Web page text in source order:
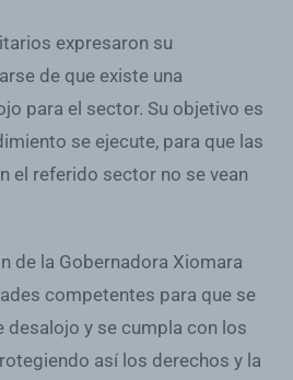
expresaron su
de que existe una
para el sector. Su objetivo es
se ejecute, para que las
el referido sector no se vean
de la Gobernadora Xiomara
competentes para que se
desalojo y se cumpla con los
así los derechos y la